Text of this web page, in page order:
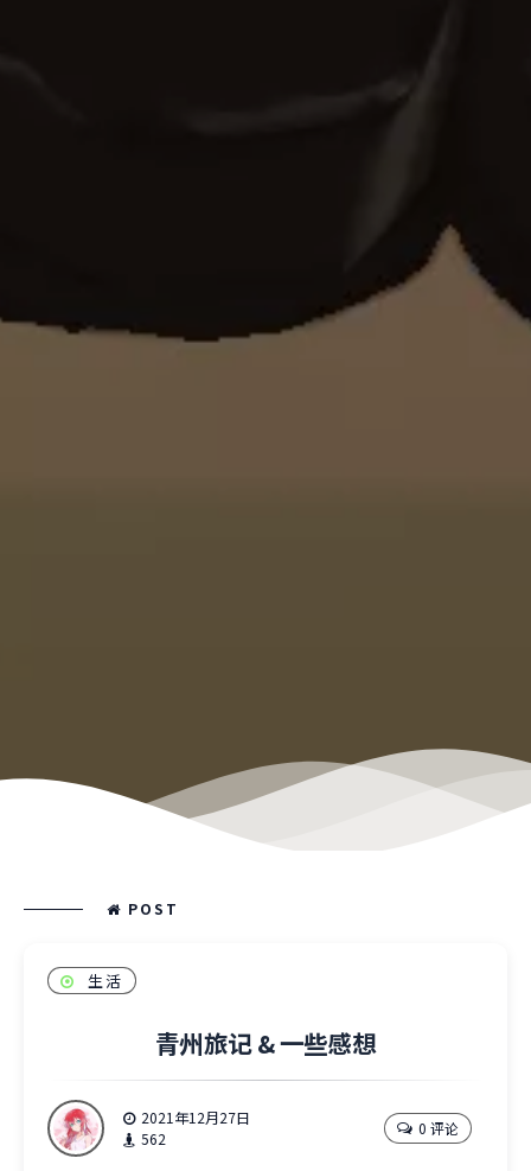
POST
生活
青州旅记 & 一些感想
2021年12月27日
562
0 评论